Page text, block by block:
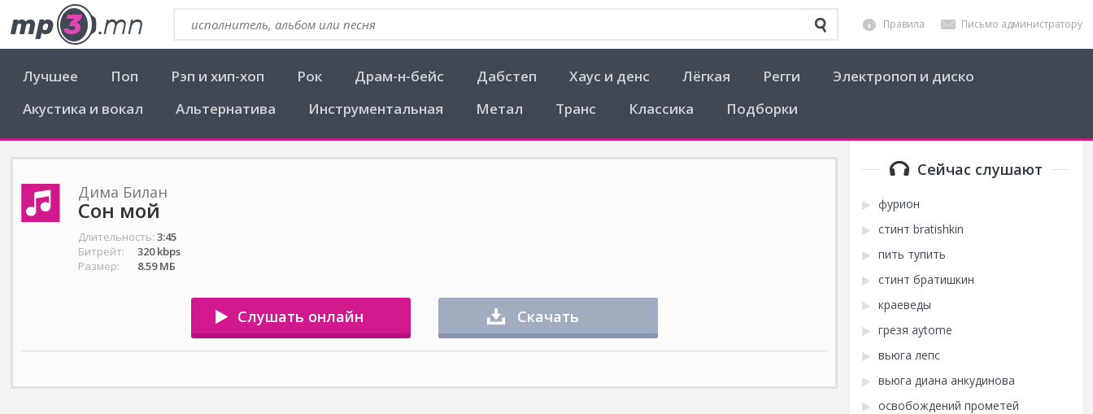
Правила Письмо администратору
Лучшее Поп Рэп и хип-хоп Рок Драм-н-бейс Дабстеп Хаус и денс Лёгкая Регги
Электропоп и диско
Акустика и вокал
Альтернатива Инструментальная Метал Транс Классика Подборки
Дима Билан
Сон мой
Длительность: 3:45
Битрейт:
320 kbps
Размер:
8.59 МБ
Слушать онлайн Скачать
Сейчас слушают
фурион
стинт bratishkin
пить тупить
стинт братишкин
краеведы
грезя aytome
вьюга лепс
вьюга диана анкудинова
освобождений прометей